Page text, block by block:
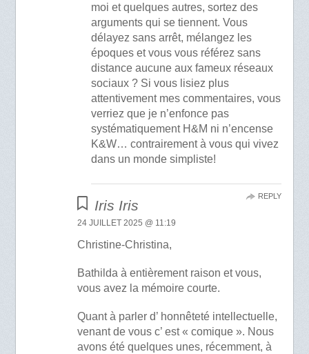
moi et quelques autres, sortez des
arguments qui se tiennent. Vous
délayez sans arrêt, mélangez les
époques et vous vous référez sans
distance aucune aux fameux réseaux
sociaux ? Si vous lisiez plus
attentivement mes commentaires, vous
verriez que je n’enfonce pas
systématiquement H&M ni n’encense
K&W… contrairement à vous qui vivez
dans un monde simpliste!
Iris Iris
24 JUILLET 2025 @ 11:19
Christine-Christina,
Bathilda à entièrement raison et vous,
vous avez la mémoire courte.
Quant à parler d’ honnêteté intellectuelle,
venant de vous c’ est « comique ». Nous
avons été quelques unes, récemment, à
REPLY